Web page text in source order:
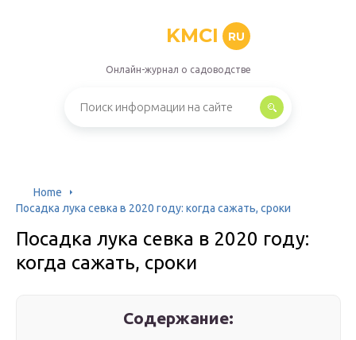
KMCI RU
Онлайн-журнал о садоводстве
Home
Посадка лука севка в 2020 году: когда сажать, сроки
Посадка лука севка в 2020 году:
когда сажать, сроки
Содержание: